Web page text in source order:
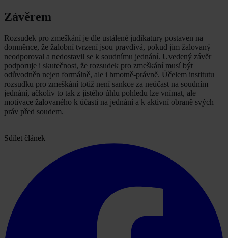
Závěrem
Rozsudek pro zmeškání je dle ustálené judikatury postaven na
domněnce, že žalobní tvrzení jsou pravdivá, pokud jim žalovaný
neodporoval a nedostavil se k soudnímu jednání. Uvedený závěr
podporuje i skutečnost, že rozsudek pro zmeškání musí být
odůvodněn nejen formálně, ale i hmotně-právně. Účelem institutu
rozsudku pro zmeškání totiž není sankce za neúčast na soudním
jednání, ačkoliv to tak z jistého úhlu pohledu lze vnímat, ale
motivace žalovaného k účasti na jednání a k aktivní obraně svých
práv před soudem.
Sdílet článek